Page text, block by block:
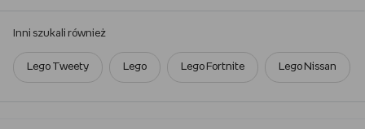
Inni szukali również
Lego Tweety Lego Lego Fortnite Lego Nissan